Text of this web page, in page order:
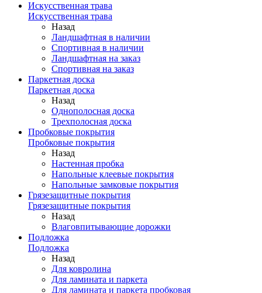
Искусственная трава
Искусственная трава
Назад
Ландшафтная в наличии
Спортивная в наличии
Ландшафтная на заказ
Спортивная на заказ
Паркетная доска
Паркетная доска
Назад
Однополосная доска
Трехполосная доска
Пробковые покрытия
Пробковые покрытия
Назад
Настенная пробка
Напольные клеевые покрытия
Напольные замковые покрытия
Грязезащитные покрытия
Грязезащитные покрытия
Назад
Влаговпитывающие дорожки
Подложка
Подложка
Назад
Для ковролина
Для ламината и паркета
Для ламината и паркета пробковая